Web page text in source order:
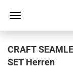
CRAFT
SET Herren